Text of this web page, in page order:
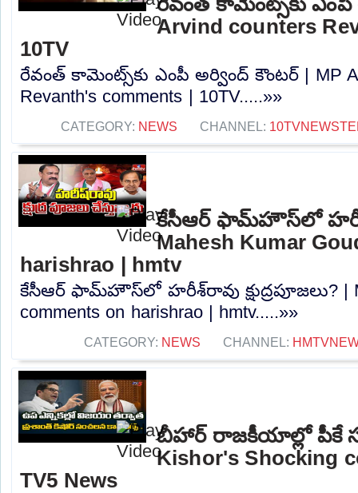
Arvind counters
10TV
రేవంత్ కామెంట్స్‌కు ఎంపీ అర్వింద్ కౌంటర్ | MP
Revanth's comments | 10TV.....»»
CATEGORY: NEWS CHANNEL:
కేసీఆర్ ఫామ్‌హౌస్‌లో
Mahesh Kumar
harishrao | hmtv
కేసీఆర్ ఫామ్‌హౌస్‌లో హరీశ్‌రావు క్షుద్రపూజలు? |
comments on harishrao | hmtv.....»»
CATEGORY: NEWS CHANNEL:
బీహార్ రాజకీయాల్లో పీకే
Kishor's Shocking
TV5 News